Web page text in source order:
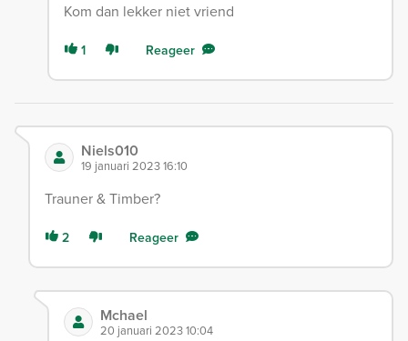
Kom dan lekker niet vriend
1 Reageer
Niels010
19 januari 2023 16:10
Trauner & Timber?
2 Reageer
Mchael
20 januari 2023 10:04